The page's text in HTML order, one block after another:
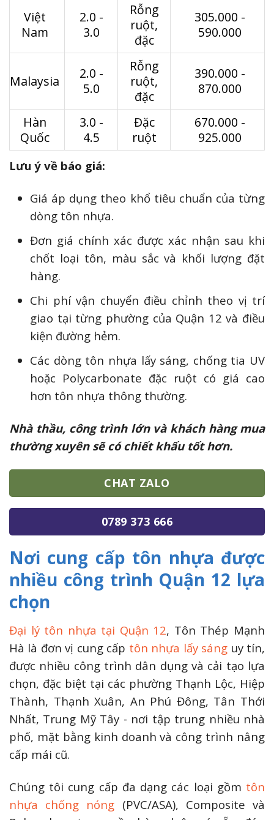
Việt
Nam
2.0 -
3.0
Rỗng
ruột,
đặc
305.000 -
590.000
Malaysia
2.0 -
5.0
Rỗng
ruột,
đặc
390.000 -
870.000
Hàn
Quốc
3.0 -
4.5
Đặc
ruột
670.000 -
925.000
Lưu ý về báo giá:
Giá áp dụng theo khổ tiêu chuẩn của từng
dòng tôn nhựa.
Đơn giá chính xác được xác nhận sau khi
chốt loại tôn, màu sắc và khối lượng đặt
hàng.
Chi phí vận chuyển điều chỉnh theo vị trí
giao tại từng phường của Quận 12 và điều
kiện đường hẻm.
Các dòng tôn nhựa lấy sáng, chống tia UV
hoặc Polycarbonate đặc ruột có giá cao
hơn tôn nhựa thông thường.
Nhà thầu, công trình lớn và khách hàng mua
thường xuyên sẽ có chiết khấu tốt hơn.
CHAT ZALO
0789 373 666
Nơi cung cấp tôn nhựa được
nhiều công trình Quận 12 lựa
chọn
Đại lý tôn nhựa tại Quận 12, Tôn Thép Mạnh
Hà là đơn vị cung cấp tôn nhựa lấy sáng uy tín,
được nhiều công trình dân dụng và cải tạo lựa
chọn, đặc biệt tại các phường Thạnh Lộc, Hiệp
Thành, Thạnh Xuân, An Phú Đông, Tân Thới
Nhất, Trung Mỹ Tây - nơi tập trung nhiều nhà
phố, mặt bằng kinh doanh và công trình nâng
cấp mái cũ.
Chúng tôi cung cấp đa dạng các loại gồm tôn
nhựa chống nóng (PVC/ASA), Composite và